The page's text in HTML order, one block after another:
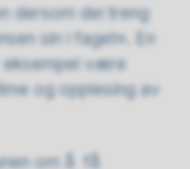
dersom dei treng
sin i faget». En
eksempel være
og opplesing av
om å få